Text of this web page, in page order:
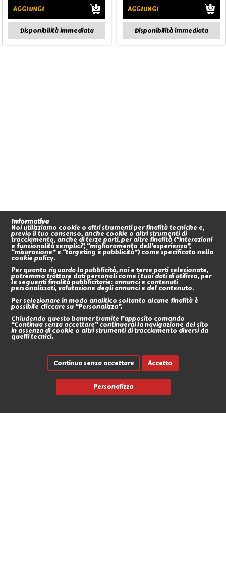
AGGIUNGI
Disponibilità immediata
AGGIUNGI
Disponibilità immediata
Informativa
Noi utilizziamo cookie o altri strumenti per finalità tecniche e,
previo il tuo consenso, anche cookie o altri strumenti di
tracciamento, anche di terze parti, per altre finalità (“interazioni
e funzionalità semplici”, “miglioramento dell'esperienza”,
“misurazione” e “targeting e pubblicità”) come specificato nella
cookie policy.
Per quanto riguarda la pubblicità, noi e terze parti selezionate,
potremmo trattare dati personali come i tuoi dati di utilizzo, per
le seguenti finalità pubblicitarie: annunci e contenuti
personalizzati, valutazione degli annunci e del contenuto.
Per selezionare in modo analitico soltanto alcune finalità è
possibile cliccare su “Personalizza”.
Chiudendo questo banner tramite l’apposito comando
“Continua senza accettare” continuerai la navigazione del sito
in assenza di cookie o altri strumenti di tracciamento diversi da
quelli tecnici.
Personalizza
Continua senza accettare Accetto